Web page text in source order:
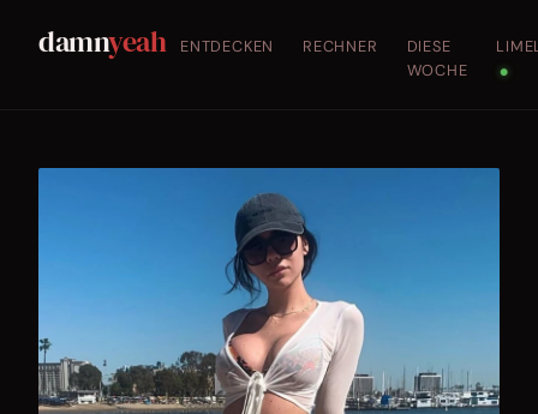
damnyeah ENTDECKEN RECHNER
DIESE
WOCHE
●